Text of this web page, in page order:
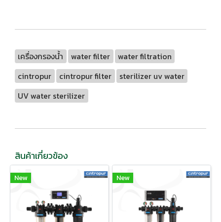
เครื่องกรองน้ำ water filter
water filtration
cintropur
cintropur filter
sterilizer uv water
UV water sterilizer
สินค้าเกี่ยวข้อง
New New